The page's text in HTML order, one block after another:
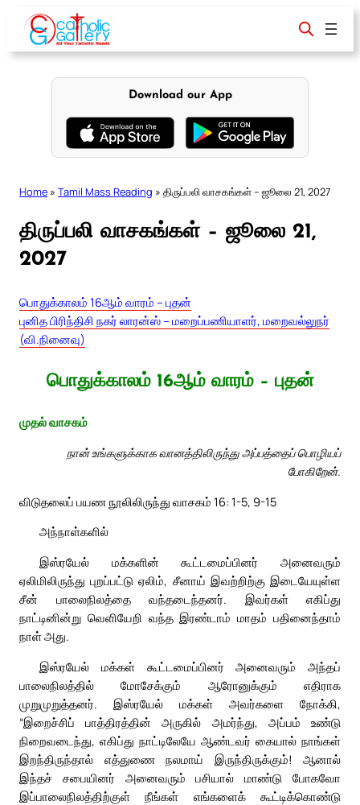
content
Download our App
Home » Tamil Mass Reading » திருப்பலி வாசகங்கள் – ஜூலை 21, 2027
திருப்பலி வாசகங்கள் – ஜூலை 21,
2027
பொதுக்காலம் 16ஆம் வாரம் – புதன்
புனித பிரிந்திசி நகர் லாரன்ஸ் – மறைப்பணியாளர், மறைவல்லுநர்
(வி.நினைவு)
பொதுக்காலம் 16ஆம் வாரம் – புதன்
முதல் வாசகம்
நான் உங்களுக்காக வானத்திலிருந்து அப்பத்தைப் பொழியப்
போகிறேன்.
விடுதலைப் பயண நூலிலிருந்து வாசகம் 16: 1-5, 9-15
அந்நாள்களில்
இஸ்ரயேல் மக்களின் கூட்டமைப்பினர் அனைவரும்
ஏலிமிலிருந்து புறப்பட்டு ஏலிம், சீனாய் இவற்றிற்கு இடையேயுள்ள
சீன் பாலைநிலத்தை வந்தடைந்தனர். இவர்கள் எகிப்து
நாட்டினின்று வெளியேறி வந்த இரண்டாம் மாதம் பதினைந்தாம்
நாள் அது.
இஸ்ரயேல் மக்கள் கூட்டமைப்பினர் அனைவரும் அந்தப்
பாலைநிலத்தில் மோசேக்கும் ஆரோனுக்கும் எதிராக
முறுமுறுத்தனர். இஸ்ரயேல் மக்கள் அவர்களை நோக்கி,
“இறைச்சிப் பாத்திரத்தின் அருகில் அமர்ந்து, அப்பம் உண்டு
நிறைவடைந்து, எகிப்து நாட்டிலேயே ஆண்டவர் கையால் நாங்கள்
இறந்திருந்தால் எத்துணை நலமாய் இருந்திருக்கும்! ஆனால்
இந்தச் சபையினர் அனைவரும் பசியால் மாண்டு போகவோ
இப்பாலைநிலத்திற்குள் நீங்கள் எங்களைக் கூட்டிக்கொண்டு